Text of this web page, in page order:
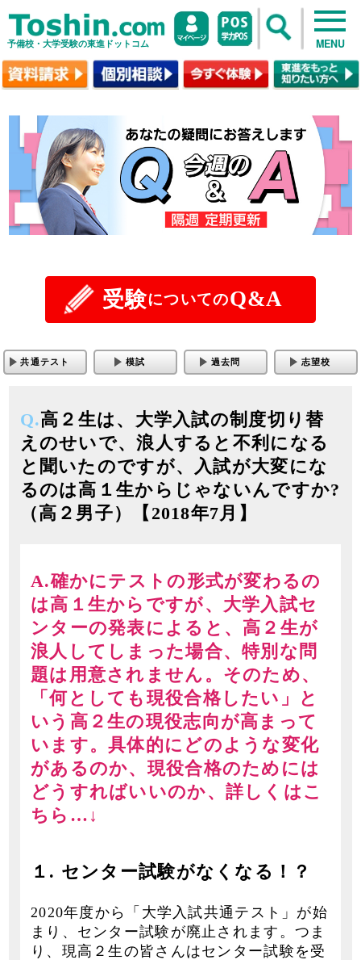
予備校・大学受験の東進ドットコム MENU
受験についてのQ&A
共通テスト 模試 過去問 志望校
Q.高２生は、大学入試の制度切り替
えのせいで、浪人すると不利になる
と聞いたのですが、入試が大変にな
るのは高１生からじゃないんですか?
（高２男子）【2018年7月】
A.確かにテストの形式が変わるの
は高１生からですが、大学入試セ
ンターの発表によると、高２生が
浪人してしまった場合、特別な問
題は用意されません。そのため、
「何としても現役合格したい」と
いう高２生の現役志向が高まって
います。具体的にどのような変化
があるのか、現役合格のためには
どうすればいいのか、詳しくはこ
ちら…↓
１. センター試験がなくなる！？
2020年度から「大学入試共通テスト」が始
まり、センター試験が廃止されます。つま
り、現高２生の皆さんはセンター試験を受